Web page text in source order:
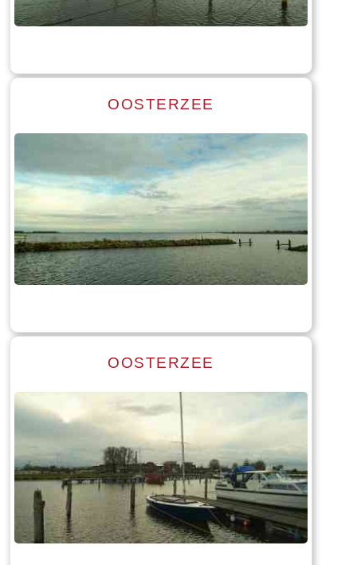
Tekst: © Foto: © Bauke Folkertsma
Read more
Tekst: © Foto: © Bauke Folkertsma
OOSTERZEE
Read more
Tekst: © Foto: © Bauke Folkertsma
OOSTERZEE